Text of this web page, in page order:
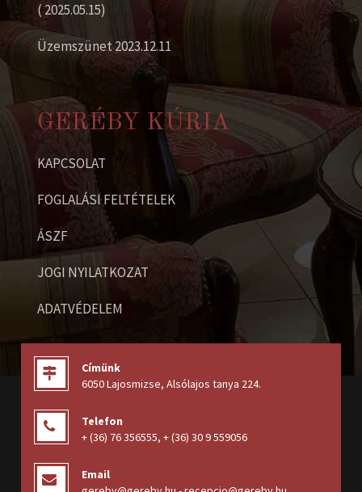
( 2025.05.15)
Üzemszünet 2023.12.11
GERÉBY KÚRIA
KAPCSOLAT
FOGLALÁSI FELTÉTELEK
ÁSZF
JOGI NYILATKOZAT
ADATVÉDELEM
Címünk
6050 Lajosmizse, Alsólajos tanya 224.
Telefon
+ (36) 76 356555, + (36) 30 9 559056
Email